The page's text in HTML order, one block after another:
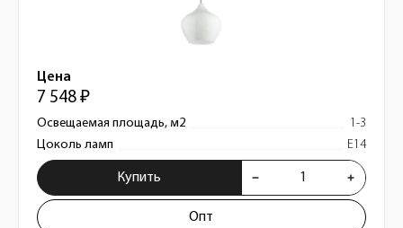
Цена
7 548 ₽
Освещаемая площадь, м2
1-3
Цоколь ламп
E14
Купить
Опт